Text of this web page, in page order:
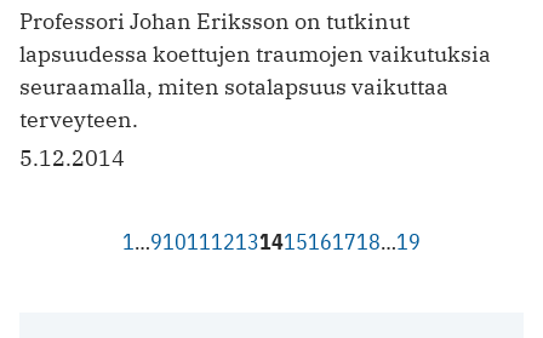
Professori Johan Eriksson on tutkinut
lapsuudessa koettujen traumojen vaikutuksia
seuraamalla, miten sotalapsuus vaikuttaa
terveyteen.
5.12.2014
1…9101112131415161718…19